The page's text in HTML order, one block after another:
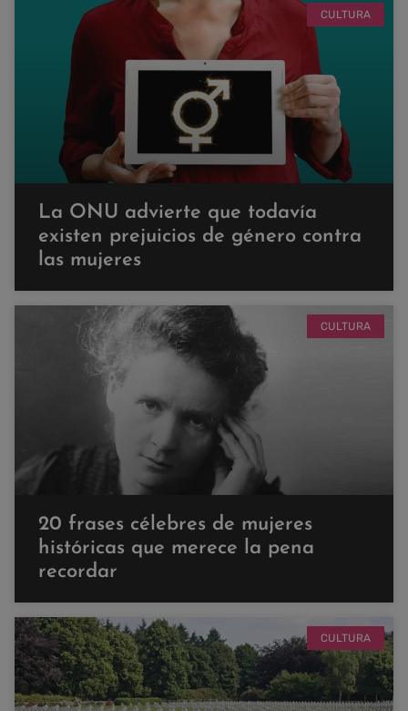
CULTURA
La ONU advierte que todavía
existen prejuicios de género contra
las mujeres
CULTURA
20 frases célebres de mujeres
históricas que merece la pena
recordar
CULTURA